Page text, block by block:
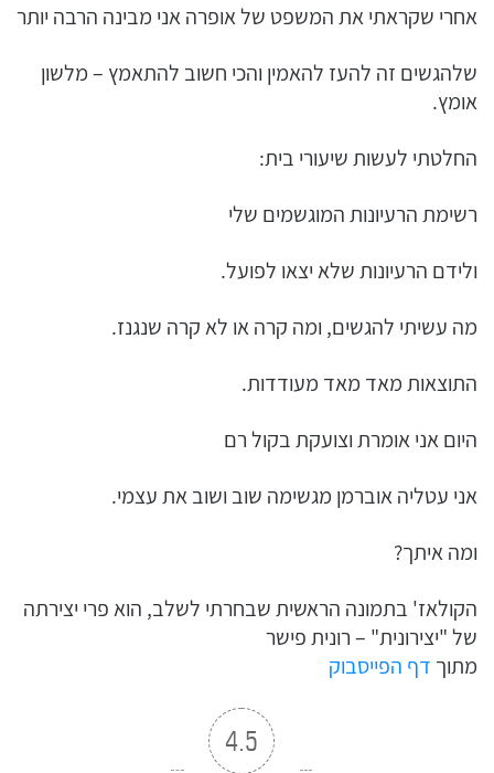
אחרי שקראתי את המשפט של אופרה אני מבינה הרבה יותר
שלהגשים זה להעז להאמין והכי חשוב להתאמץ – מלשון
אומץ.
החלטתי לעשות שיעורי בית:
רשימת הרעיונות המוגשמים שלי
ולידם הרעיונות שלא יצאו לפועל.
מה עשיתי להגשים, ומה קרה או לא קרה שנגנז.
התוצאות מאד מאד מעודדות.
היום אני אומרת וצועקת בקול רם
אני עטליה אוברמן מגשימה שוב ושוב את עצמי.
ומה איתך?
הקולאז' בתמונה הראשית שבחרתי לשלב, הוא פרי יצירתה
של "יצירונית" – רונית פישר
מתוך דף הפייסבוק
4.5